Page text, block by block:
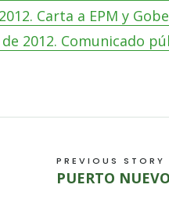
Carta a EPM y
2012. Comunicado
PREVIOUS STORY
PUERTO NUEVO